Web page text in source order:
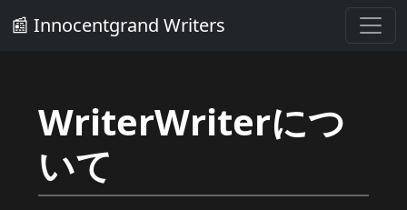
📰 Innocentgrand Writers
WriterWriterにつ
いて